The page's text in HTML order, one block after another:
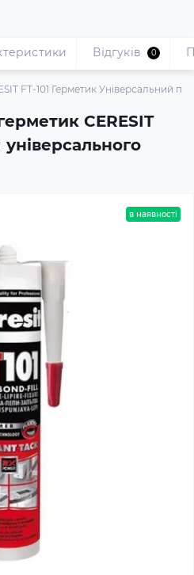
FT-101 Герметик Універсальний
CERESIT
Відгуків 0
в наявності